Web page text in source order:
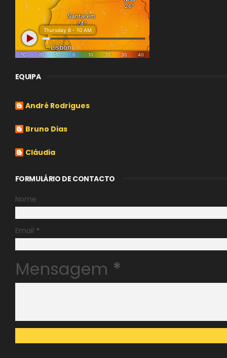
EQUIPA
André Rodrigues
Bruno Dias
Cláudia
FORMULÁRIO DE CONTACTO
Nome
Email *
Mensagem *